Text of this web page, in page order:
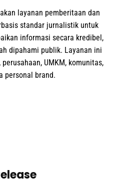
layanan pemberitaan dan
standar jurnalistik untuk
informasi secara kredibel,
dipahami publik. Layanan ini
UMKM, komunitas,
personal brand.